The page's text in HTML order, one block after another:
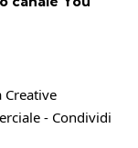
Creative
- Condividi